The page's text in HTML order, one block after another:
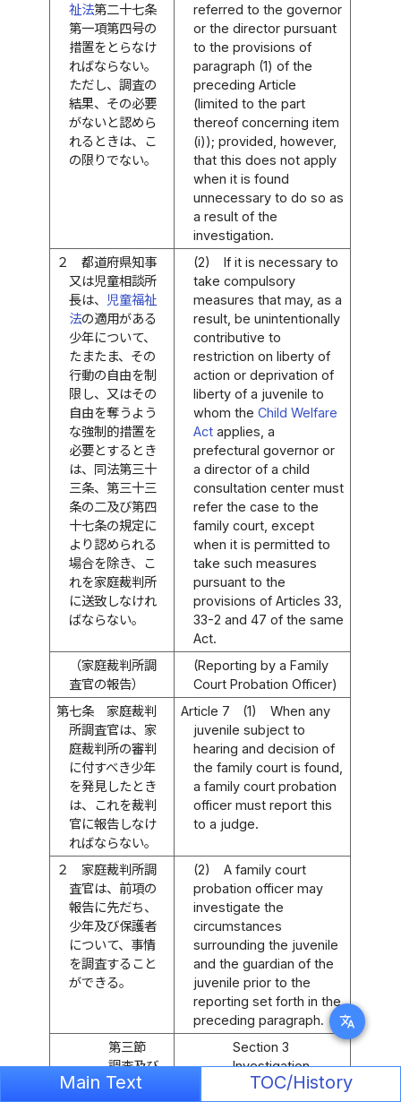
translate
祉法第二十七条
第一項第四号の
措置をとらなけ
ればならない。
ただし、調査の
結果、その必要
がないと認めら
れるときは、こ
の限りでない。
referred to the governor
or the director pursuant
to the provisions of
paragraph (1) of the
preceding Article
(limited to the part
thereof concerning item
(i)); provided, however,
that this does not apply
when it is found
unnecessary to do so as
a result of the
investigation.
２
都道府県知事
又は児童相談所
長は、 児童福祉
法の適用がある
少年について、
たまたま、その
行動の自由を制
限し、又はその
自由を奪うよう
な強制的措置を
必要とするとき
は、同法第三十
三条、第三十三
条の二及び第四
十七条の規定に
より認められる
場合を除き、こ
れを家庭裁判所
に送致しなけれ
ばならない。
(2)
If it is necessary to
take compulsory
measures that may, as a
result, be unintentionally
contributive to
restriction on liberty of
action or deprivation of
liberty of a juvenile to
whom theChild Welfare
Act applies, a
prefectural governor or
a director of a child
consultation center must
refer the case to the
family court, except
when it is permitted to
take such measures
pursuant to the
provisions of Articles 33,
33-2 and 47 of the same
Act.
（家庭裁判所調
査官の報告）
(Reporting by a Family
Court Probation Officer)
第七条
家庭裁判
所調査官は、家
庭裁判所の審判
に付すべき少年
を発見したとき
は、これを裁判
官に報告しなけ
ればならない。
Article 7 (1)
When any
juvenile subject to
hearing and decision of
the family court is found,
a family court probation
officer must report this
to a judge.
２
家庭裁判所調
査官は、前項の
報告に先だち、
少年及び保護者
について、事情
を調査すること
ができる。
(2)
A family court
probation officer may
investigate the
circumstances
surrounding the juvenile
and the guardian of the
juvenile prior to the
reporting set forth in the
preceding paragraph.
第三節
調査及び
審判
Section 3
Investigation,
Hearing and
Main Text TOC/History